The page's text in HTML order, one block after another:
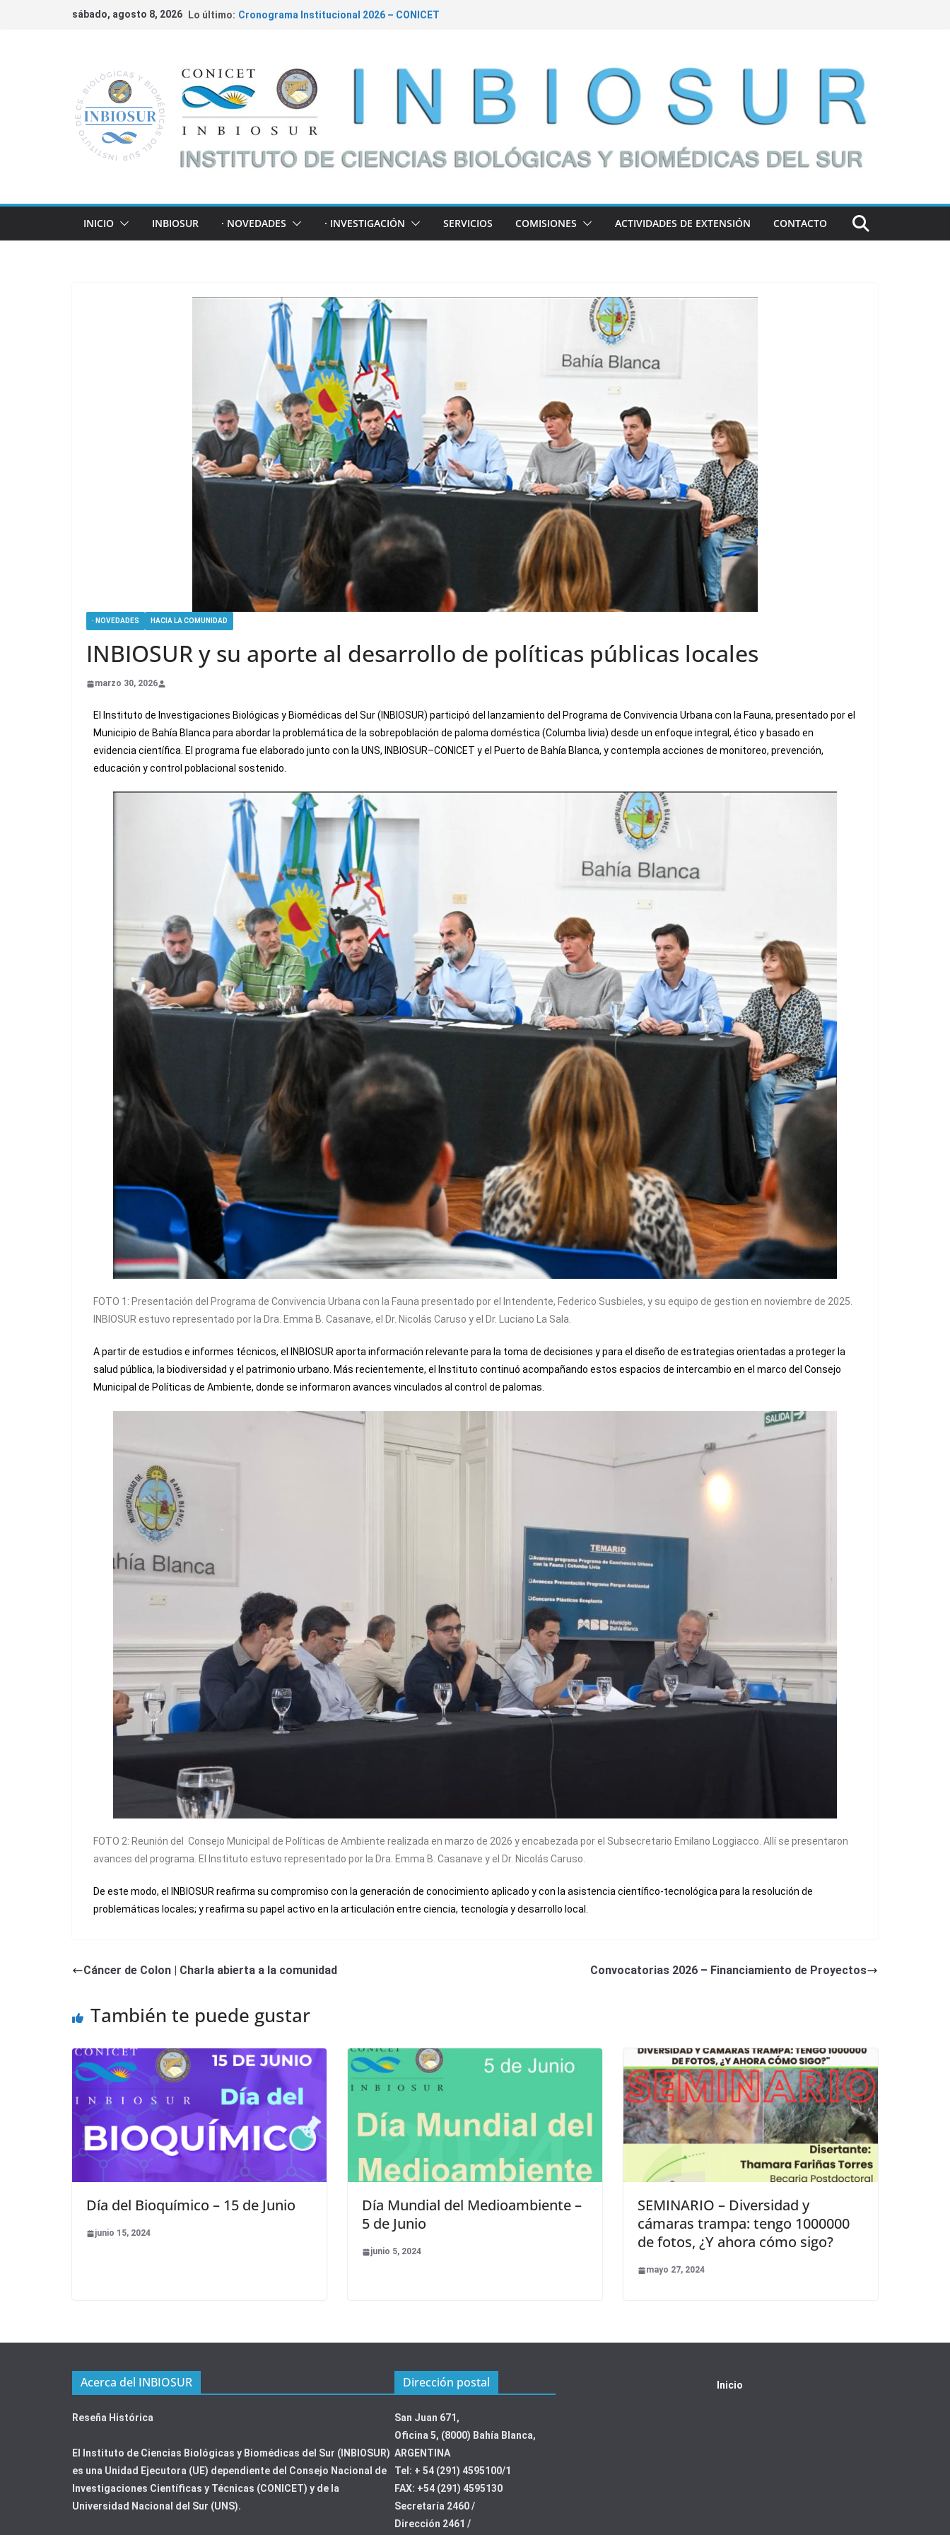
sábado, agosto 8, 2026 Lo último: Cronograma Institucional 2026 – CONICET
INBIOSUR y su aporte al desarrollo de políticas públicas
locales
Cáncer de Colon | Charla abierta a la comunidad
INICIO INBIOSUR · NOVEDADES · INVESTIGACIÓN SERVICIOS COMISIONES ACTIVIDADES DE EXTENSIÓN CONTACTO
· NOVEDADES HACIA LA COMUNIDAD
INBIOSUR y su aporte al desarrollo de políticas públicas locales
marzo 30, 2026
El Instituto de Investigaciones Biológicas y Biomédicas del Sur (INBIOSUR) participó del lanzamiento del Programa de Convivencia Urbana con la Fauna, presentado por el
Municipio de Bahía Blanca para abordar la problemática de la sobrepoblación de paloma doméstica (Columba livia) desde un enfoque integral, ético y basado en
evidencia científica. El programa fue elaborado junto con la UNS, INBIOSUR–CONICET y el Puerto de Bahía Blanca, y contempla acciones de monitoreo, prevención,
educación y control poblacional sostenido.
FOTO 1: Presentación del Programa de Convivencia Urbana con la Fauna presentado por el Intendente, Federico Susbieles, y su equipo de gestion en noviembre de 2025.
INBIOSUR estuvo representado por la Dra. Emma B. Casanave, el Dr. Nicolás Caruso y el Dr. Luciano La Sala.
A partir de estudios e informes técnicos, el INBIOSUR aporta información relevante para la toma de decisiones y para el diseño de estrategias orientadas a proteger la
salud pública, la biodiversidad y el patrimonio urbano. Más recientemente, el Instituto continuó acompañando estos espacios de intercambio en el marco del Consejo
Municipal de Políticas de Ambiente, donde se informaron avances vinculados al control de palomas.
FOTO 2: Reunión del Consejo Municipal de Políticas de Ambiente realizada en marzo de 2026 y encabezada por el Subsecretario Emilano Loggiacco. Allí se presentaron
avances del programa. El Instituto estuvo representado por la Dra. Emma B. Casanave y el Dr. Nicolás Caruso.
De este modo, el INBIOSUR reafirma su compromiso con la generación de conocimiento aplicado y con la asistencia científico-tecnológica para la resolución de
problemáticas locales; y reafirma su papel activo en la articulación entre ciencia, tecnología y desarrollo local.
Cáncer de Colon | Charla abierta a la comunidad Convocatorias 2026 – Financiamiento de Proyectos
También te puede gustar
Día del Bioquímico – 15 de Junio
junio 15, 2024
Día Mundial del Medioambiente –
5 de Junio
junio 5, 2024
SEMINARIO – Diversidad y
cámaras trampa: tengo 1000000
de fotos, ¿Y ahora cómo sigo?
mayo 27, 2024
Acerca del INBIOSUR
Reseña Histórica
El Instituto de Ciencias Biológicas y Biomédicas del Sur (INBIOSUR)
es una Unidad Ejecutora (UE) dependiente del Consejo Nacional de
Investigaciones Científicas y Técnicas (CONICET) y de la
Universidad Nacional del Sur (UNS).
Dirección postal
San Juan 671,
Oficina 5, (8000) Bahía Blanca,
ARGENTINA
Tel: + 54 (291) 4595100/1
FAX: +54 (291) 4595130
Secretaría 2460 /
Dirección 2461 /
Inicio